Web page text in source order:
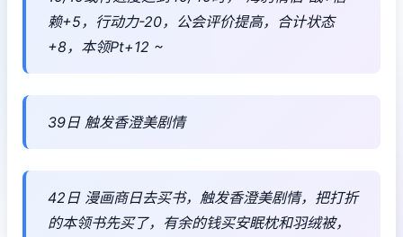
赖+5，行动力-20，公会评价提高，合计状态
+8，本领Pt+12 ~
39日 触发香澄美剧情
42日 漫画商日去买书，触发香澄美剧情，把打折
的本领书先买了，有余的钱买安眠枕和羽绒被，